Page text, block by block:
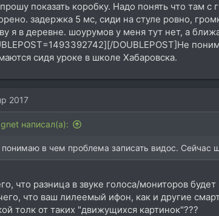
показать коробку. Надо понять что там
задержка 5 мс, сиди на стуле ровно,
я в деревне. шоурумов у меня тут нет, а
DOUBLEPOST]Не
сидя уроке в школе Хабаровска.
2017
написал(а):
в чем проблема записать видос. Сейчас
что разница в звуке голоса/мониторов
что ваш лилеемый ифон, как и другие
толк от таких "движущихся картинок"???